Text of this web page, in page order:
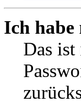
Ich habe
Das